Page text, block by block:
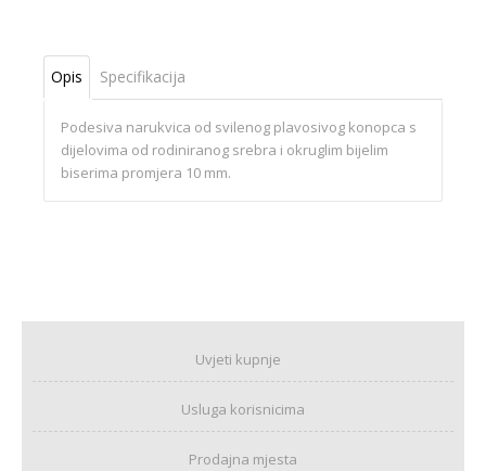
Opis Specifikacija
Podesiva narukvica od svilenog plavosivog konopca s
dijelovima od rodiniranog srebra i okruglim bijelim
biserima promjera 10 mm.
Uvjeti kupnje
Usluga korisnicima
Prodajna mjesta